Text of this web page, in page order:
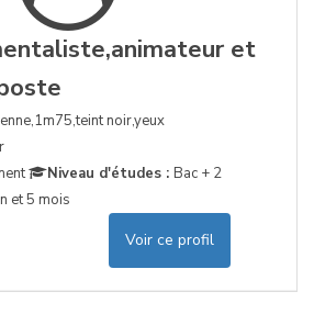
et
noir,yeux
Niveau d'études : Bac + 2
et 5 mois
Voir ce profil